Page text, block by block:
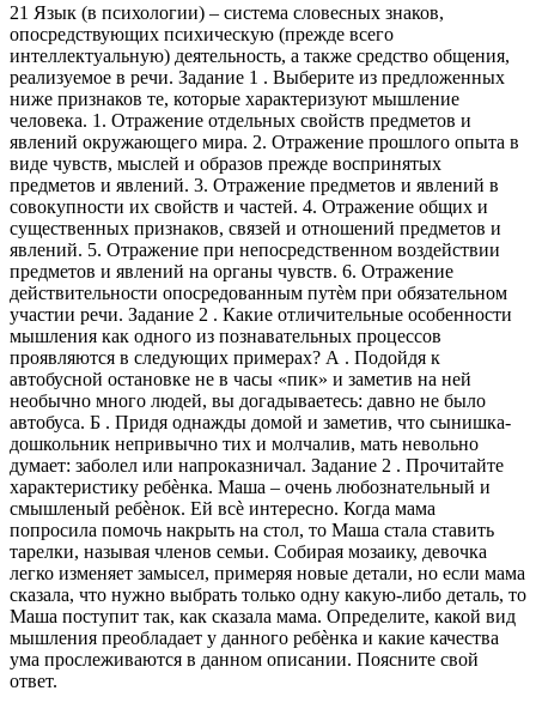
21 Язык (в психологии) – система словесных знаков,
опосредствующих психическую (прежде всего
интеллектуальную) деятельность, а также средство общения,
реализуемое в речи. Задание 1 . Выберите из предложенных
ниже признаков те, которые характеризуют мышление
человека. 1. Отражение отдельных свойств предметов и
явлений окружающего мира. 2. Отражение прошлого опыта в
виде чувств, мыслей и образов прежде воспринятых
предметов и явлений. 3. Отражение предметов и явлений в
совокупности их свойств и частей. 4. Отражение общих и
существенных признаков, связей и отношений предметов и
явлений. 5. Отражение при непосредственном воздействии
предметов и явлений на органы чувств. 6. Отражение
действительности опосредованным путѐм при обязательном
участии речи. Задание 2 . Какие отличительные особенности
мышления как одного из познавательных процессов
проявляются в следующих примерах? А . Подойдя к
автобусной остановке не в часы «пик» и заметив на ней
необычно много людей, вы догадываетесь: давно не было
автобуса. Б . Придя однажды домой и заметив, что сынишка-
дошкольник непривычно тих и молчалив, мать невольно
думает: заболел или напроказничал. Задание 2 . Прочитайте
характеристику ребѐнка. Маша – очень любознательный и
смышленый ребѐнок. Ей всѐ интересно. Когда мама
попросила помочь накрыть на стол, то Маша стала ставить
тарелки, называя членов семьи. Собирая мозаику, девочка
легко изменяет замысел, примеряя новые детали, но если мама
сказала, что нужно выбрать только одну какую-либо деталь, то
Маша поступит так, как сказала мама. Определите, какой вид
мышления преобладает у данного ребѐнка и какие качества
ума прослеживаются в данном описании. Поясните свой
ответ.